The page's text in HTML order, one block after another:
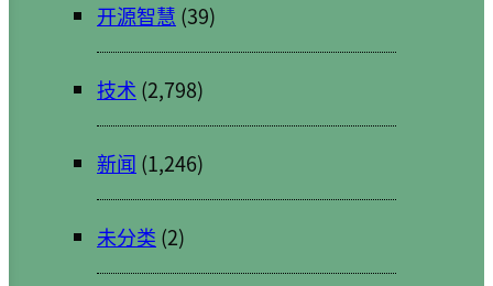
开源智慧 (39)
技术 (2,798)
新闻 (1,246)
未分类 (2)